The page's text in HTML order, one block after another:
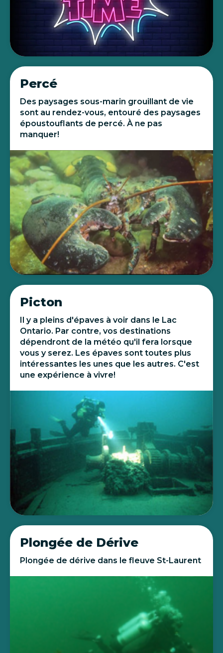
Percé
Des paysages sous-marin grouillant de vie
sont au rendez-vous, entouré des paysages
époustouflants de percé. À ne pas
manquer!
Picton
Il y a pleins d'épaves à voir dans le Lac
Ontario. Par contre, vos destinations
dépendront de la météo qu'il fera lorsque
vous y serez. Les épaves sont toutes plus
intéressantes les unes que les autres. C'est
une expérience à vivre!
Plongée de Dérive
Plongée de dérive dans le fleuve St-Laurent